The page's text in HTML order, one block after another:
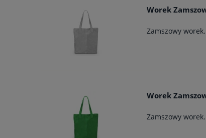
Worek
Zamszowy worek.
Worek
Zamszowy worek.